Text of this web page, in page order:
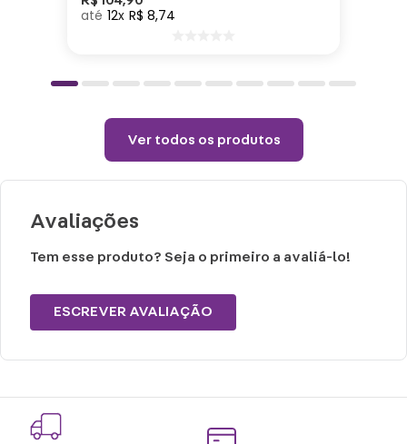
Não vai ao micro-ondas, nem a lava-
Não utilizar químicos e abrasivos.
quebrar o produto, pois trata-se de um
produto de cerâmica.
12 R$ 8,74
Ver todos os produtos
Avaliações
Tem esse produto? Seja o primeiro a avaliá-lo!
ESCREVER AVALIAÇÃO